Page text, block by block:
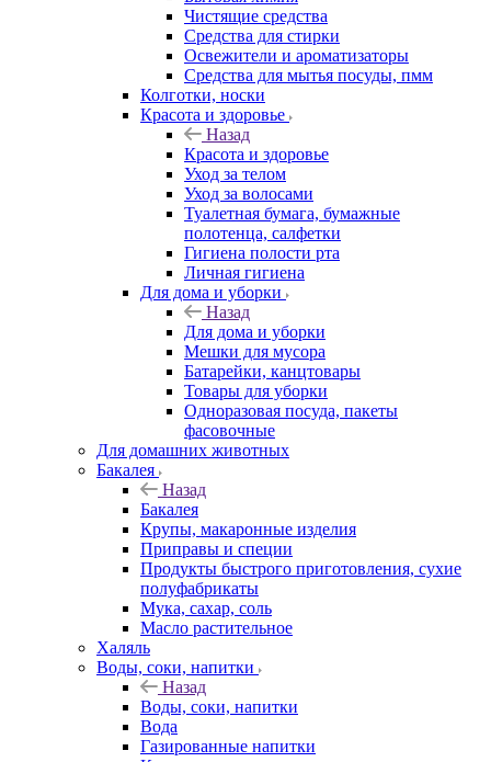
Чистящие средства
Средства для стирки
Освежители и ароматизаторы
Средства для мытья посуды, пмм
Колготки, носки
Красота и здоровье
Назад
Красота и здоровье
Уход за телом
Уход за волосами
Туалетная бумага, бумажные
полотенца, салфетки
Гигиена полости рта
Личная гигиена
Для дома и уборки
Назад
Для дома и уборки
Мешки для мусора
Батарейки, канцтовары
Товары для уборки
Одноразовая посуда, пакеты
фасовочные
Для домашних животных
Бакалея
Назад
Бакалея
Крупы, макаронные изделия
Приправы и специи
Продукты быстрого приготовления, сухие
полуфабрикаты
Мука, сахар, соль
Масло растительное
Халяль
Воды, соки, напитки
Назад
Воды, соки, напитки
Вода
Газированные напитки